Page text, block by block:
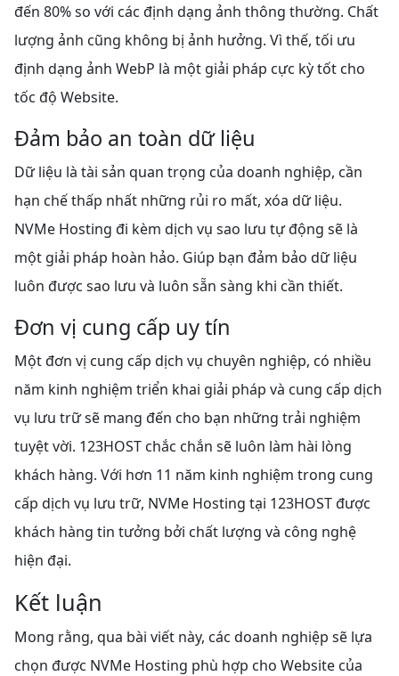
đến 80% so với các định dạng ảnh thông thường. Chất
lượng ảnh cũng không bị ảnh hưởng. Vì thế, tối ưu
định dạng ảnh WebP là một giải pháp cực kỳ tốt cho
tốc độ Website.
Đảm bảo an toàn dữ liệu
Dữ liệu là tài sản quan trọng của doanh nghiệp, cần
hạn chế thấp nhất những rủi ro mất, xóa dữ liệu.
NVMe Hosting đi kèm dịch vụ sao lưu tự động sẽ là
một giải pháp hoàn hảo. Giúp bạn đảm bảo dữ liệu
luôn được sao lưu và luôn sẵn sàng khi cần thiết.
Đơn vị cung cấp uy tín
Một đơn vị cung cấp dịch vụ chuyên nghiệp, có nhiều
năm kinh nghiệm triển khai giải pháp và cung cấp dịch
vụ lưu trữ sẽ mang đến cho bạn những trải nghiệm
tuyệt vời. 123HOST chắc chắn sẽ luôn làm hài lòng
khách hàng. Với hơn 11 năm kinh nghiệm trong cung
cấp dịch vụ lưu trữ, NVMe Hosting tại 123HOST được
khách hàng tin tưởng bởi chất lượng và công nghệ
hiện đại.
Kết luận
Mong rằng, qua bài viết này, các doanh nghiệp sẽ lựa
chọn được NVMe Hosting phù hợp cho Website của